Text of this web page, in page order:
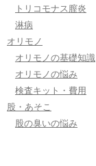
トリコモナス膣炎
淋病
オリモノ
オリモノの基礎知識
オリモノの悩み
検査キット・費用
股・あそこ
股の臭いの悩み